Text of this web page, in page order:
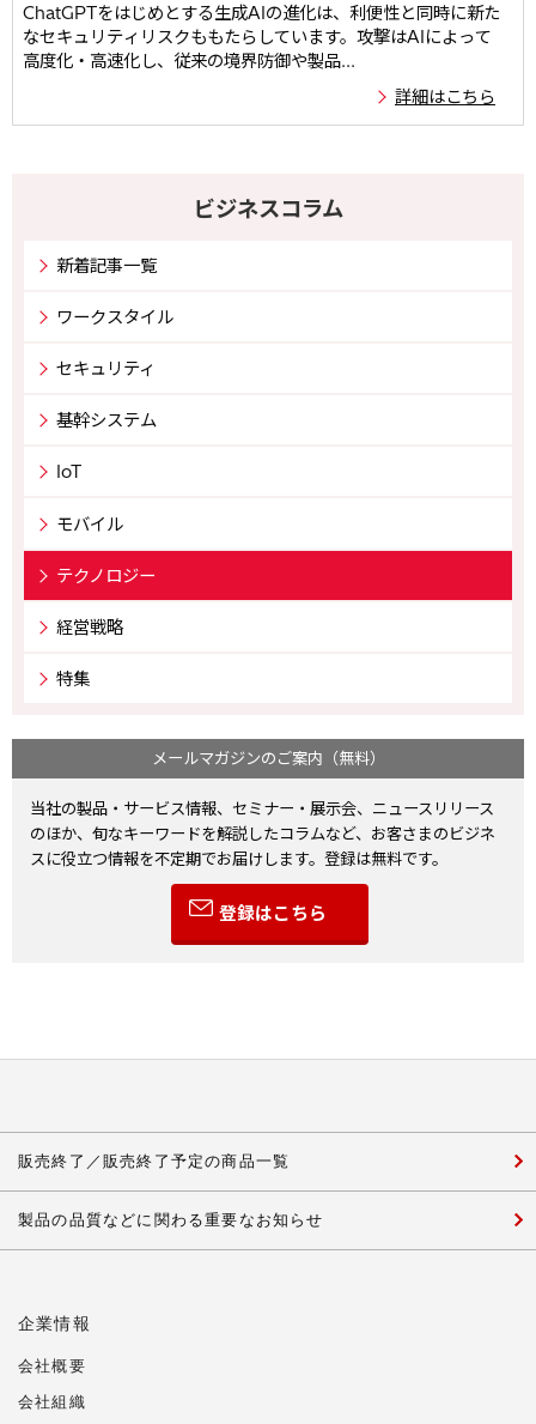
ChatGPTをはじめとする生成AIの進化は、利便性と同時に新た
なセキュリティリスクももたらしています。攻撃はAIによって
高度化・高速化し、従来の境界防御や製品...
詳細はこちら
ビジネスコラム
新着記事一覧
ワークスタイル
セキュリティ
基幹システム
IoT
モバイル
テクノロジー
経営戦略
特集
メールマガジンのご案内（無料）
当社の製品・サービス情報、セミナー・展示会、ニュースリリース
のほか、旬なキーワードを解説したコラムなど、お客さまのビジネ
スに役立つ情報を不定期でお届けします。登録は無料です。
登録はこちら
販売終了／販売終了予定の商品一覧
製品の品質などに関わる重要なお知らせ
企業情報
会社概要
会社組織